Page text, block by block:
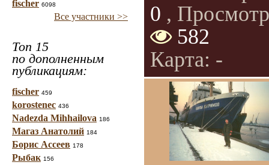
fischer 6098
Все участники >>
Топ 15
по дополненным
публикациям:
fischer 459
korostenec 436
Nadezda Mihhailova 186
Магаз Анатолий 184
Борис Ассеев 178
Рыбак 156
0 ,
582
Карта: -